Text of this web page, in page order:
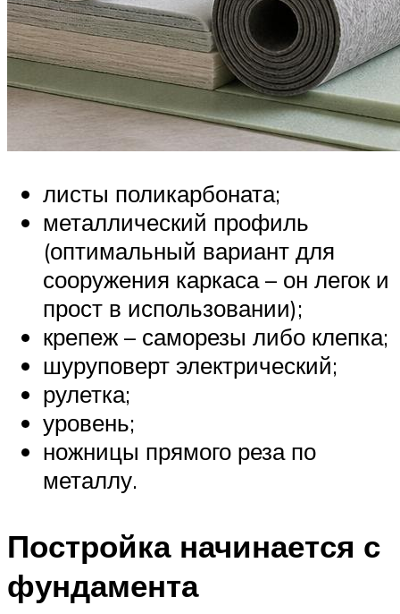
листы поликарбоната;
металлический профиль
(оптимальный вариант для
сооружения каркаса – он легок и
прост в использовании);
крепеж – саморезы либо клепка;
шуруповерт электрический;
рулетка;
уровень;
ножницы прямого реза по
металлу.
Постройка начинается с
фундамента